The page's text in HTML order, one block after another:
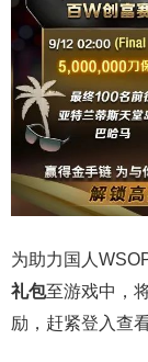
为助力国人
礼包至游戏中，
励，赶紧登入查